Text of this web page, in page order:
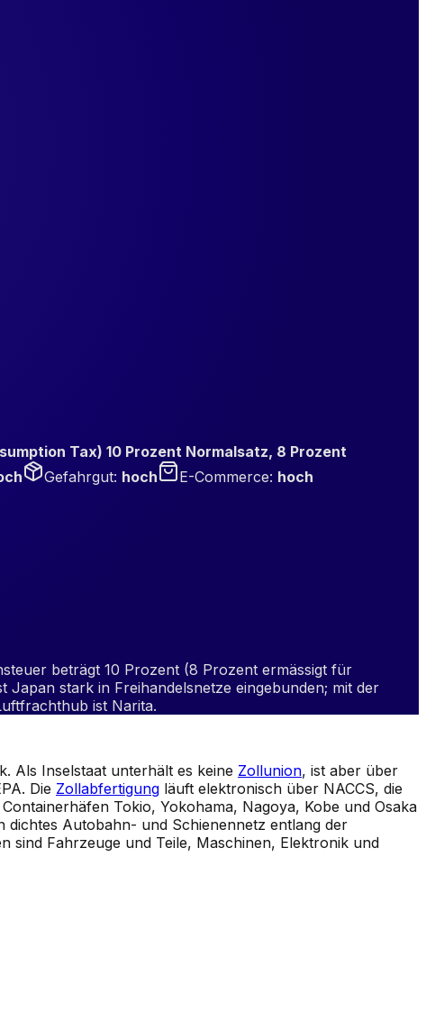
Tax) 10 Prozent Normalsatz, 8 Prozent
Gefahrgut: hoch E-Commerce: hoch
beträgt 10 Prozent (8 Prozent ermässigt für
Japan stark in Freihandelsnetze eingebunden; mit der
ist Narita.
Als Inselstaat unterhält es keine Zollunion, ist aber über
Die Zollabfertigung läuft elektronisch über NACCS, die
Tokio, Yokohama, Nagoya, Kobe und Osaka
dichtes Autobahn- und Schienennetz entlang der
sind Fahrzeuge und Teile, Maschinen, Elektronik und